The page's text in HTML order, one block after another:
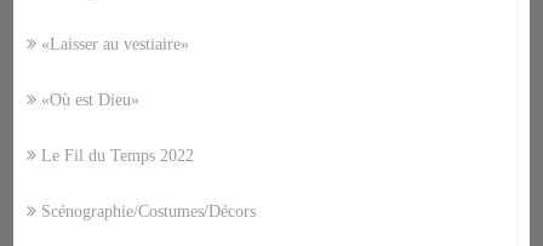
«Laisser au vestiaire»
«Où est Dieu»
Le Fil du Temps 2022
Scénographie/Costumes/Décors